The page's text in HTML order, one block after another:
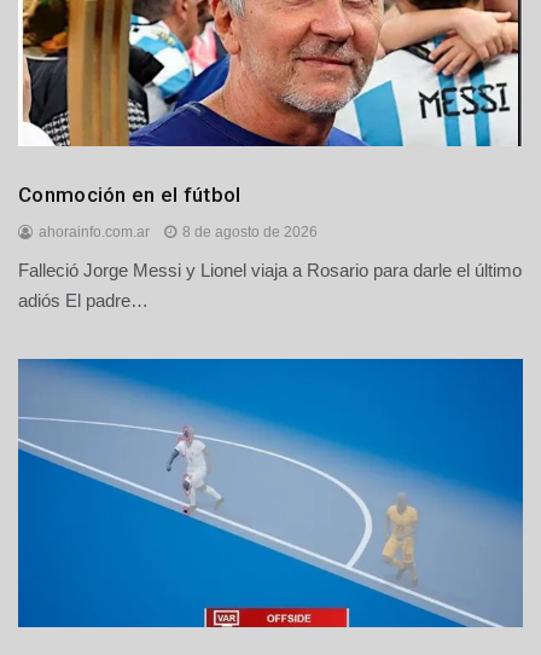
Deportes
Conmoción en el fútbol
ahorainfo.com.ar 8 de agosto de 2026
Falleció Jorge Messi y Lionel viaja a Rosario para darle el último
adiós El padre…